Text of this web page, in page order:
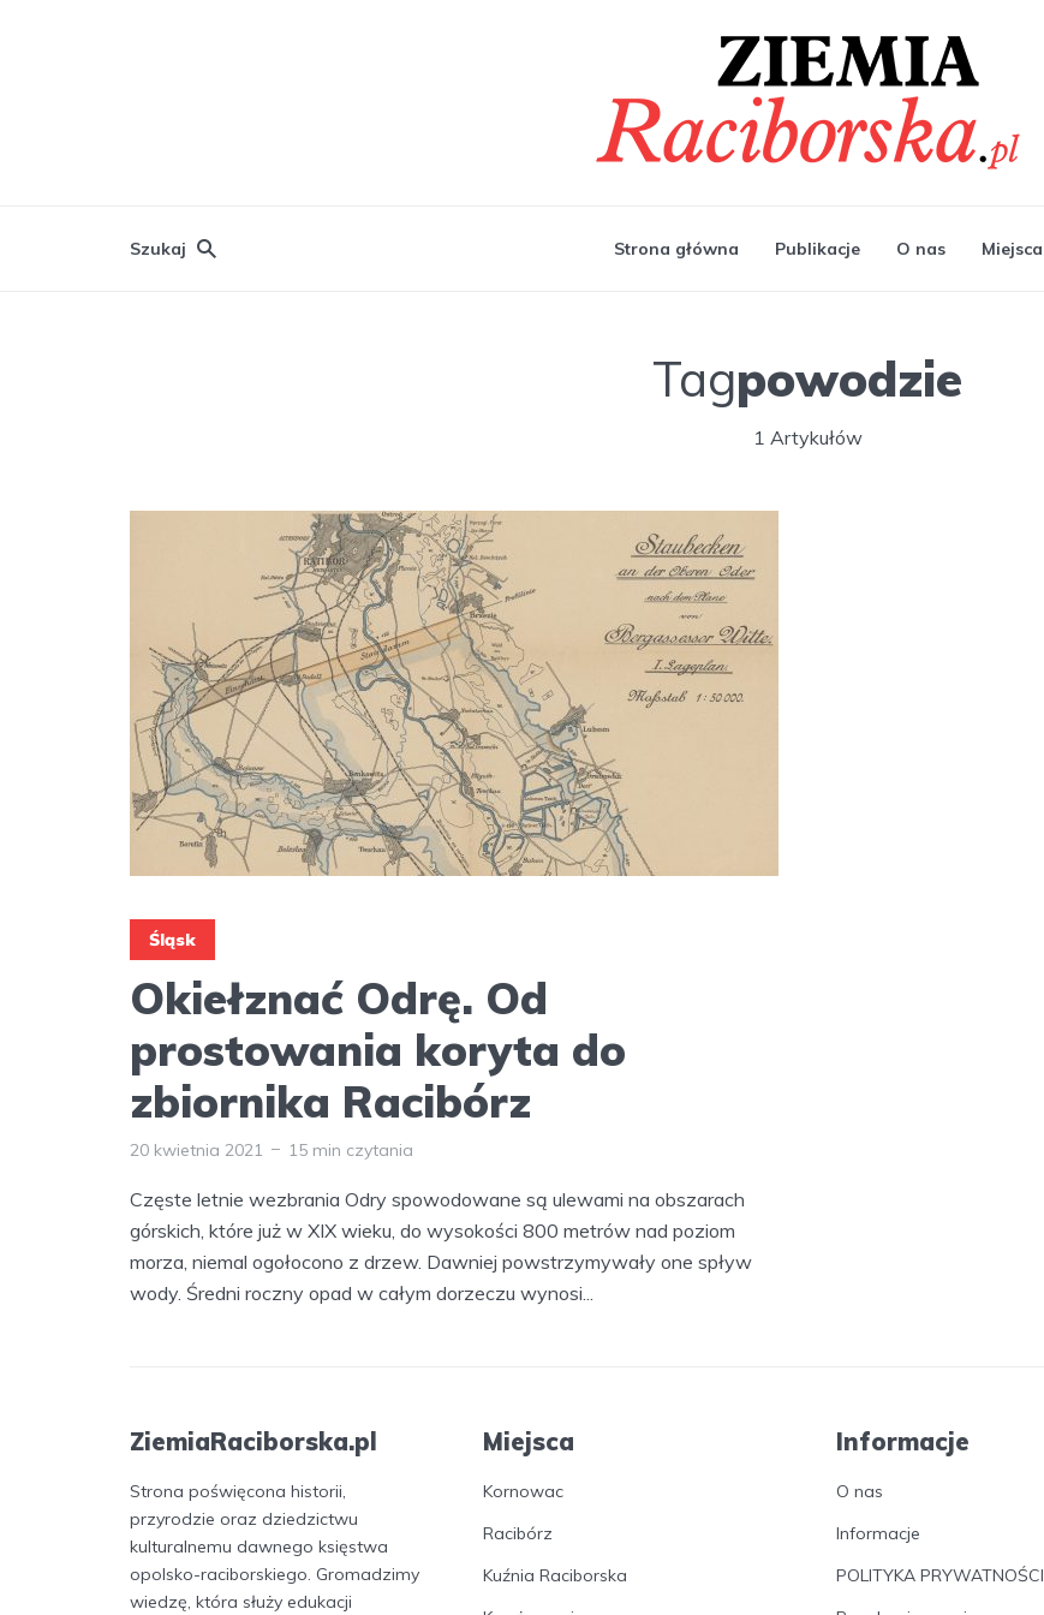
Szukaj Strona główna Publikacje O nas Miejsca
Tagpowodzie
1 Artykułów
Śląsk
Okiełznać Odrę. Od
prostowania koryta do
zbiornika Racibórz
20 kwietnia 2021 15 min czytania
Częste letnie wezbrania Odry spowodowane są ulewami na obszarach
górskich, które już w XIX wieku, do wysokości 800 metrów nad poziom
morza, niemal ogołocono z drzew. Dawniej powstrzymywały one spływ
wody. Średni roczny opad w całym dorzeczu wynosi...
ZiemiaRaciborska.pl
Strona poświęcona historii,
przyrodzie oraz dziedzictwu
kulturalnemu dawnego księstwa
opolsko-raciborskiego. Gromadzimy
wiedzę, która służy edukacji
Miejsca
Kornowac
Racibórz
Kuźnia Raciborska
Informacje
O nas
Informacje
POLITYKA PRYWATNOŚCI